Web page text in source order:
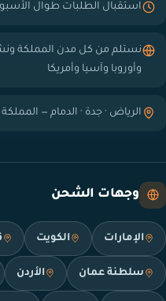
استقبال الطلبات طوال
نستلم من كل مدن المملكة
وأوروبا وآسيا وأمريكا
الرياض · جدة · الدمام —
وجهات الشحن
الإمارات الكويت
سلطنة عمان الأردن